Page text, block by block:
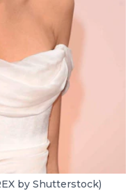
by Shutterstock)